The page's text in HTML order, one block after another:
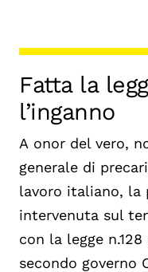
Fatta la
l’inganno
A onor del vero,
generale di
lavoro italiano, la
intervenuta sul
con la legge
secondo governo